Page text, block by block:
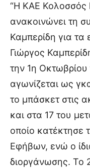
“Η ΚΑΕ Κολοσσός
ανακοινώνει τη
Καμπερίδη για
Γιώργος
την 1η
αγωνίζεται ως
το μπάσκετ στις
και στα 17 του
οποίο κατέκτησε
Εφήβων, ενώ ο
διοργάνωσης. Το